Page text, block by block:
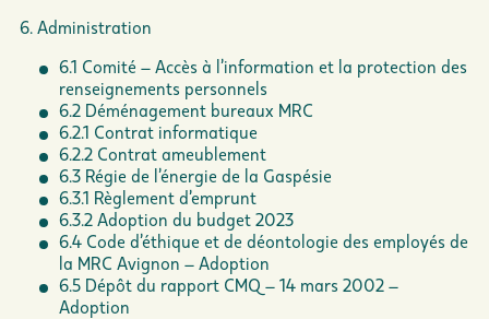
6. Administration
6.1 Comité – Accès à l’information et la protection des
renseignements personnels
6.2 Déménagement bureaux MRC
6.2.1 Contrat informatique
6.2.2 Contrat ameublement
6.3 Régie de l’énergie de la Gaspésie
6.3.1 Règlement d’emprunt
6.3.2 Adoption du budget 2023
6.4 Code d’éthique et de déontologie des employés de
la MRC Avignon – Adoption
6.5 Dépôt du rapport CMQ – 14 mars 2002 –
Adoption